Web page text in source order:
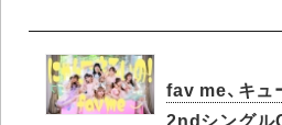
fav me、キ
2ndシングル